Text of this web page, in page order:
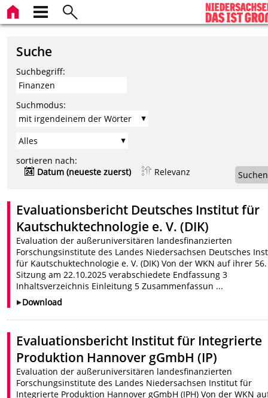
Suche
Suchbegriff:
Suchmodus:
sortieren nach:
Datum (neueste zuerst)
Relevanz Suchen
Evaluationsbericht Deutsches Institut für
Kautschuktechnologie e. V. (DIK)
Evaluation der außeruniversitären landesfinanzierten
Forschungsinstitute des Landes Niedersachsen Deutsches
für Kautschuktechnologie e. V. (DIK) Von der WKN auf ihrer 56.
Sitzung am 22.10.2025 verabschiedete Endfassung 3
Inhaltsverzeichnis Einleitung 5 Zusammenfassun ...
Download
Evaluationsbericht Institut für Integrierte
Produktion Hannover gGmbH (IP)
Evaluation der außeruniversitären landesfinanzierten
Forschungsinstitute des Landes Niedersachsen Institut für
Integrierte Produktion Hannover gGmbH (IPH) Von der WKN